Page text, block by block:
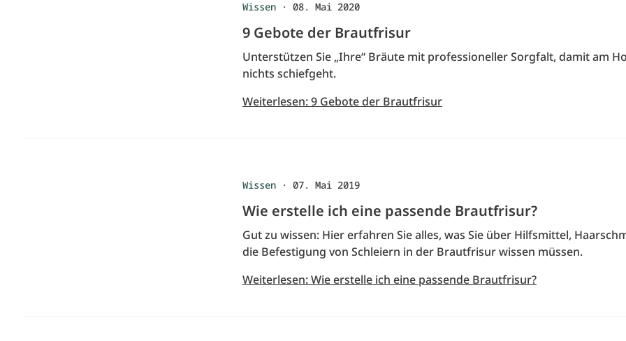
Wissen · 08. Mai 2020
9 Gebote der Brautfrisur
Unterstützen Sie „Ihre“ Bräute mit professioneller Sorgfalt, damit am
nichts schiefgeht.
Weiterlesen: 9 Gebote der Brautfrisur
Wissen · 07. Mai 2019
Wie erstelle ich eine passende Brautfrisur?
Gut zu wissen: Hier erfahren Sie alles, was Sie über Hilfsmittel,
die Befestigung von Schleiern in der Brautfrisur wissen müssen.
Weiterlesen: Wie erstelle ich eine passende Brautfrisur?